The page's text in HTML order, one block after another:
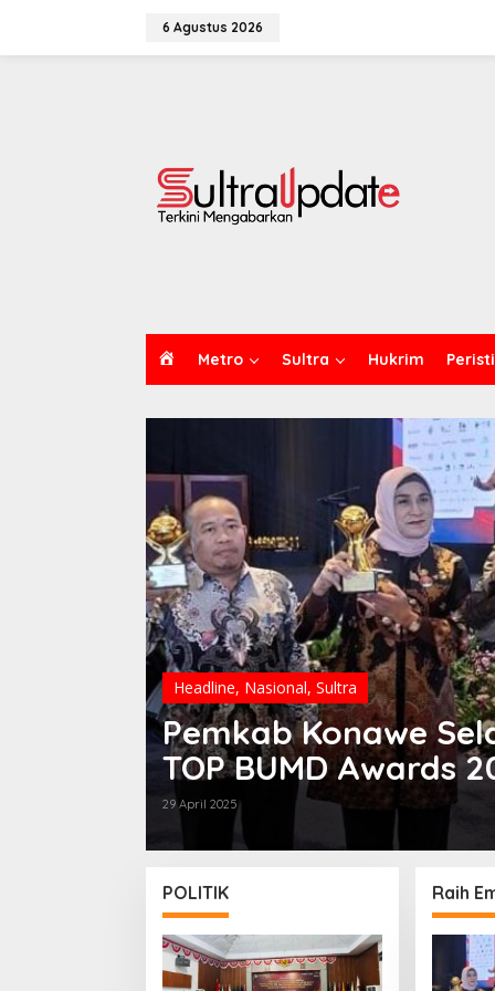
6 Agustus 2026
E
Metro Sultra Hukrim
Headline, Nasional, Sultra
Pemkab Konawe
TOP BUMD Awards
29 April 2025
POLITIK Raih